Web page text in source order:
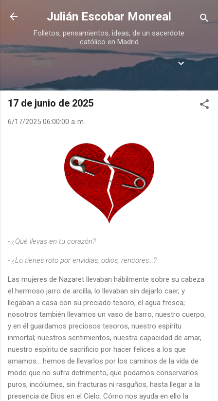
Ir al contenido principal
Julián Escobar Monreal
Folletos, pensamientos, ideas, de un sacerdote
católico en Madrid
Menú
17 de junio de 2025
6/17/2025 06:00:00 a. m.
- ¿Qué llevas en tu corazón?
- ¿Lo tienes roto por envidias, odios, rencores...?
Las mujeres de Nazaret llevaban hábilmente sobre su cabeza
el hermoso jarro de arcilla, lo llevaban sin dejarlo caer, y
llegaban a casa con su preciado tesoro, el agua fresca;
nosotros también llevamos un vaso de barro, nuestro cuerpo,
y en él guardamos preciosos tesoros, nuestro espíritu
inmortal; nuestros sentimientos, nuestra capacidad de amar,
nuestro espíritu de sacrificio por hacer felices a los que
amamos… hemos de llevarlos por los caminos de la vida de
modo que no sufra detrimento, que podamos conservarlos
puros, incólumes, sin fracturas ni rasguños, hasta llegar a la
presencia de Dios en el Cielo. Cómo nos ayuda en ello la